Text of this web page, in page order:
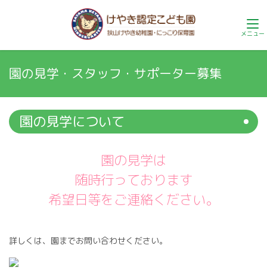
園の見学・スタッフ・サポーター募集
園の見学について
園の見学は
随時行っております
希望日等をご連絡ください。
詳しくは、園までお問い合わせください。